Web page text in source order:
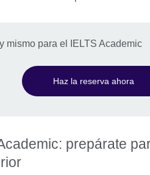
mismo para el IELTS Academic
Haz la reserva ahora
prepárate